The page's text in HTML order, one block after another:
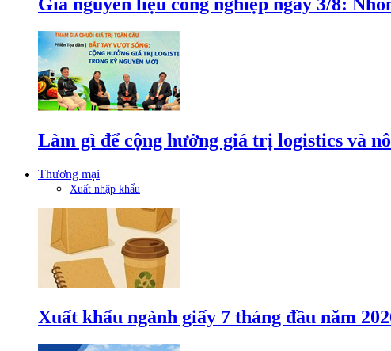
Làm gì để cộng hưởng giá trị logistics và
Thương mại
Xuất nhập khẩu
Xuất khẩu ngành giấy 7 tháng đầu năm